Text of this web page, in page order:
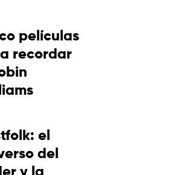
películas
recordar
el
del
y la